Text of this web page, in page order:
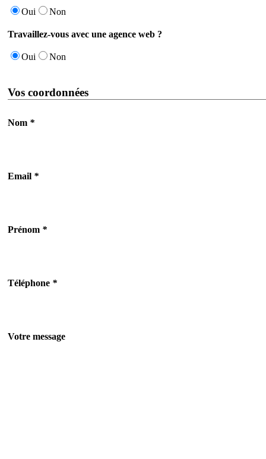
Oui Non
Travaillez-vous avec une agence web ?
Oui Non
Vos coordonnées
Nom *
Email *
Prénom *
Téléphone *
Votre message